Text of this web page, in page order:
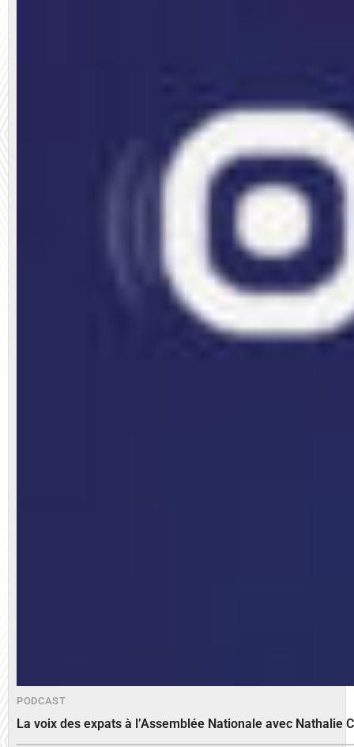
PODCAST
La voix des expats à l’Assemblée Nationale avec Nathalie